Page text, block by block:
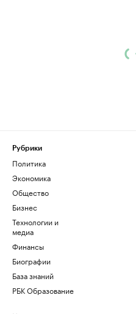
Рубрики
Политика
Экономика
Общество
Бизнес
Технологии и
медиа
Финансы
Биографии
База знаний
РБК Образование